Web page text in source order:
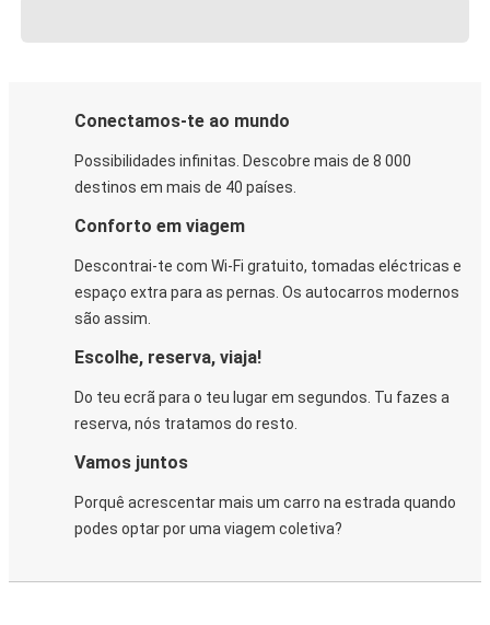
Conectamos-te ao mundo
Possibilidades infinitas. Descobre mais de 8 000
destinos em mais de 40 países.
Conforto em viagem
Descontrai-te com Wi-Fi gratuito, tomadas eléctricas e
espaço extra para as pernas. Os autocarros modernos
são assim.
Escolhe, reserva, viaja!
Do teu ecrã para o teu lugar em segundos. Tu fazes a
reserva, nós tratamos do resto.
Vamos juntos
Porquê acrescentar mais um carro na estrada quando
podes optar por uma viagem coletiva?